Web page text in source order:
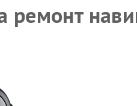
ремонт